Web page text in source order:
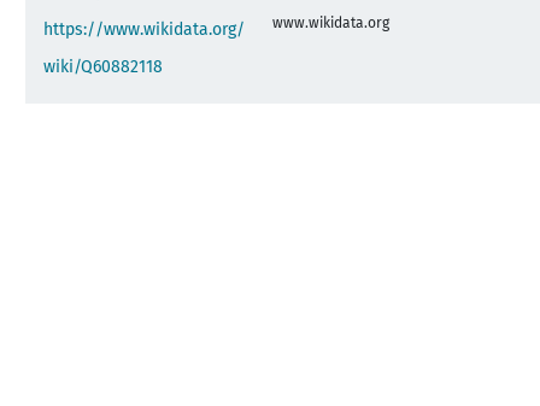
https://www.wikidata.org/
wiki/Q60882118
www.wikidata.org